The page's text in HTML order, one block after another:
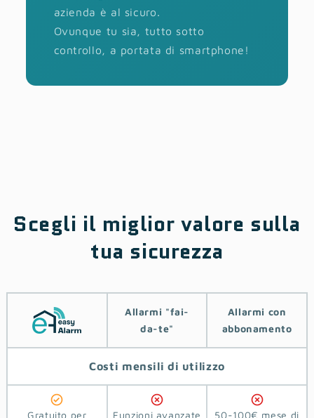
azienda è al sicuro.
Ovunque tu sia, tutto sotto
controllo, a portata di smartphone!
Scegli il miglior valore sulla
tua sicurezza
Allarmi ‎‎"‎fai-
da-te"
Allarmi con
abbonamento
Costi mensili di utilizzo
Gratuito per Funzioni avanzate 50-100€ mese di